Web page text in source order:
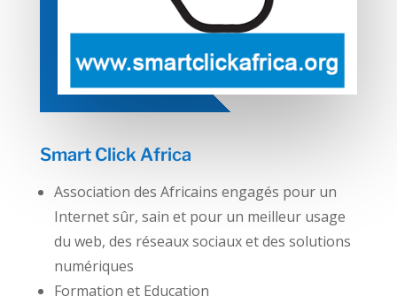
Smart Click Africa
Association des Africains engagés pour un
Internet sûr, sain et pour un meilleur usage
du web, des réseaux sociaux et des solutions
numériques
Formation et Education